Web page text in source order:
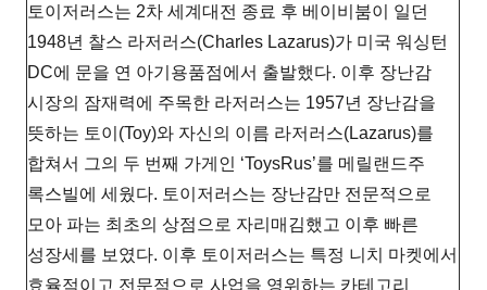
토이저러스는 2차 세계대전 종료 후 베이비붐이 일던
1948년 찰스 라저러스(Charles Lazarus)가 미국 워싱턴
DC에 문을 연 아기용품점에서 출발했다. 이후 장난감
시장의 잠재력에 주목한 라저러스는 1957년 장난감을
뜻하는 토이(Toy)와 자신의 이름 라저러스(Lazarus)를
합쳐서 그의 두 번째 가게인 ‘ToysRus’를 메릴랜드주
록스빌에 세웠다. 토이저러스는 장난감만 전문적으로
모아 파는 최초의 상점으로 자리매김했고 이후 빠른
성장세를 보였다. 이후 토이저러스는 특정 니치 마켓에서
효율적이고 전문적으로 사업을 영위하는 카테고리